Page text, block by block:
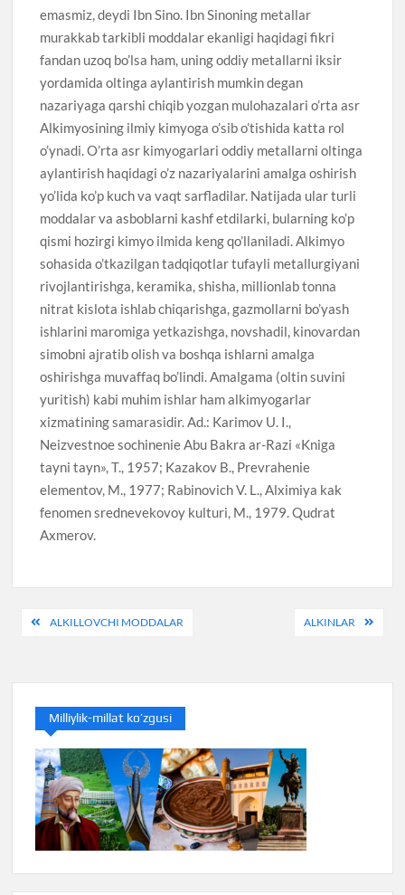
emasmiz, deydi Ibn Sino. Ibn Sinoning metallar
murakkab tarkibli moddalar ekanligi haqidagi fikri
fandan uzoq bo’lsa ham, uning oddiy metallarni iksir
yordamida oltinga aylantirish mumkin degan
nazariyaga qarshi chiqib yozgan mulohazalari o’rta asr
Alkimyosining ilmiy kimyoga o’sib o’tishida katta rol
o’ynadi. O’rta asr kimyogarlari oddiy metallarni oltinga
aylantirish haqidagi o’z nazariyalarini amalga oshirish
yo’lida ko’p kuch va vaqt sarfladilar. Natijada ular turli
moddalar va asboblarni kashf etdilarki, bularning ko’p
qismi hozirgi kimyo ilmida keng qo’llaniladi. Alkimyo
sohasida o’tkazilgan tadqiqotlar tufayli metallurgiyani
rivojlantirishga, keramika, shisha, millionlab tonna
nitrat kislota ishlab chiqarishga, gazmollarni bo’yash
ishlarini maromiga yetkazishga, novshadil, kinovardan
simobni ajratib olish va boshqa ishlarni amalga
oshirishga muvaffaq bo’lindi. Amalgama (oltin suvini
yuritish) kabi muhim ishlar ham alkimyogarlar
xizmatining samarasidir. Ad.: Karimov U. I.,
Neizvestnoe sochinenie Abu Bakra ar-Razi «Kniga
tayni tayn», T., 1957; Kazakov B., Prevrahenie
elementov, M., 1977; Rabinovich V. L., Alximiya kak
fenomen srednevekovoy kulturi, M., 1979. Qudrat
Axmerov.
PostALKILLOVCHI MODDALAR ALKINLAR
Milliylik-millat ko’zgusi